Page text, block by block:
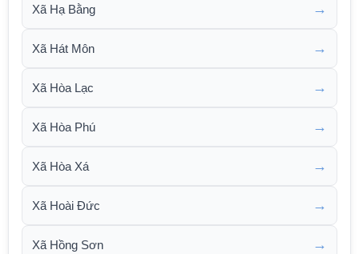
Xã Hạ Bằng →
Xã Hát Môn →
Xã Hòa Lạc →
Xã Hòa Phú →
Xã Hòa Xá →
Xã Hoài Đức →
Xã Hồng Sơn →